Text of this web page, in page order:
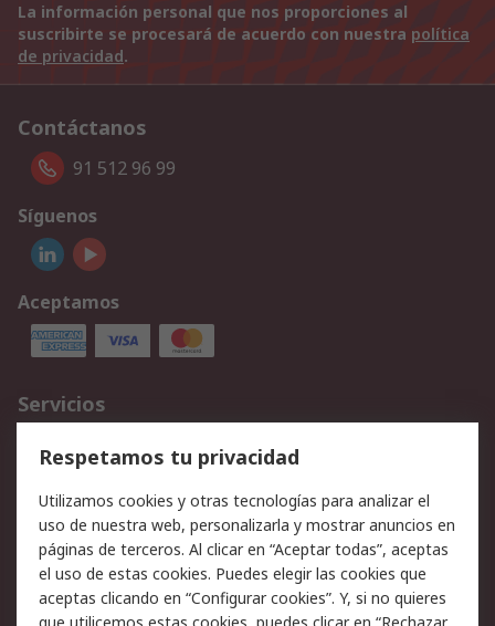
La información personal que nos proporciones al
suscribirte se procesará de acuerdo con nuestra política
de privacidad.
Contáctanos
91 512 96 99
Síguenos
Aceptamos
Servicios
Cómo realizar pedidos
Devoluciones
Facturación y pago
Ofertas
Soporte técnico
Legal
Aviso legal
Política de privacidad -
Respetamos tu privacidad
Utilizamos cookies y otras tecnologías para analizar el
uso de nuestra web, personalizarla y mostrar anuncios en
páginas de terceros. Al clicar en “Aceptar todas”, aceptas
el uso de estas cookies. Puedes elegir las cookies que
aceptas clicando en “Configurar cookies”. Y, si no quieres